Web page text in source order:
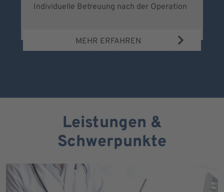
Individuelle Betreuung nach der Operation
MEHR ERFAHREN
Leistungen &
Schwerpunkte